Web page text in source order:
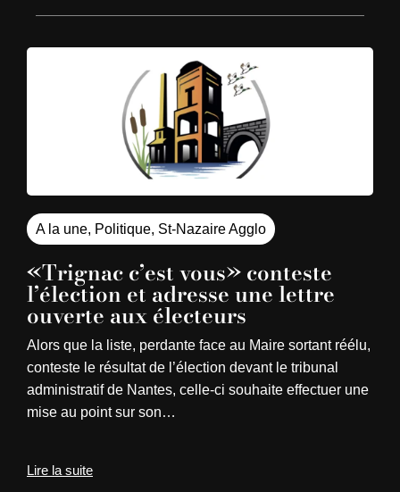
A la une, Politique, St-Nazaire Agglo
«Trignac c’est vous» conteste
l’élection et adresse une lettre
ouverte aux électeurs
Alors que la liste, perdante face au Maire sortant réélu,
conteste le résultat de l’élection devant le tribunal
administratif de Nantes, celle-ci souhaite effectuer une
mise au point sur son…
Lire la suite